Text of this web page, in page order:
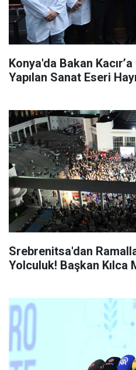
Konya'da Bakan
Yapılan Sanat Eseri
Srebrenitsa'dan
Yolculuk! Başkan Kılca